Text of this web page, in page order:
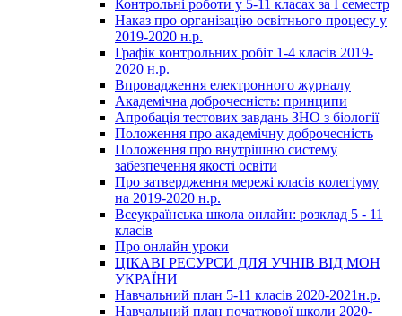
Контрольні роботи у 5-11 класах за І семестр
Наказ про організацію освітнього процесу у
2019-2020 н.р.
Графік контрольних робіт 1-4 класів 2019-
2020 н.р.
Впровадження електронного журналу
Академічна доброчесність: принципи
Апробація тестових завдань ЗНО з біології
Положення про академічну доброчесність
Положення про внутрішню систему
забезпечення якості освіти
Про затвердження мережі класів колегіуму
на 2019-2020 н.р.
Всеукраїнська школа онлайн: розклад 5 - 11
класів
Про онлайн уроки
ЦІКАВІ РЕСУРСИ ДЛЯ УЧНІВ ВІД МОН
УКРАЇНИ
Навчальний план 5-11 класів 2020-2021н.р.
Навчальний план початкової школи 2020-